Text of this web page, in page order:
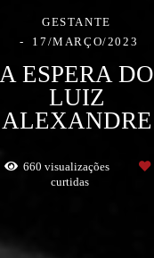
GESTANTE
17/MARÇO/2023
A ESPERA DO
LUIZ
ALEXANDRE
660 visualizações
curtidas